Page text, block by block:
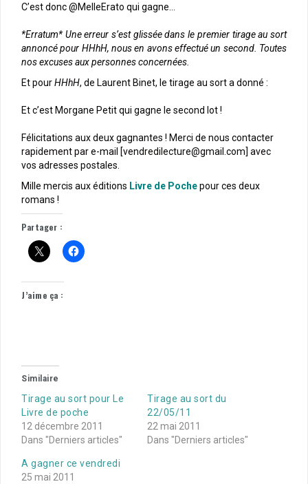
C’est donc @MelleErato qui gagne…
*Erratum* Une erreur s’est glissée dans le premier tirage au sort
annoncé pour HHhH, nous en avons effectué un second. Toutes
nos excuses aux personnes concernées.
Et pourHHhH, de Laurent Binet, le tirage au sort a donné :
Et c’est Morgane Petit qui gagne le second lot !
Félicitations aux deux gagnantes ! Merci de nous contacter
rapidement par e-mail [vendredilecture@gmail.com] avec
vos adresses postales.
Mille mercis aux éditions Livre de Pochepour ces deux
romans !
Partager :
J’aime ça :
Similaire
Tirage au sort pour Le
Livre de poche
12 décembre 2011
Dans "Derniers articles"
Tirage au sort du
22/05/11
22 mai 2011
Dans "Derniers articles"
A gagner ce vendredi
25 mai 2011